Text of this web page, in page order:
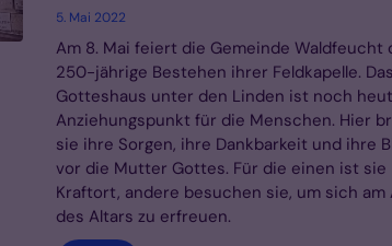
5. Mai 2022
Am 8. Mai feiert die Gemeinde Waldfeucht
250-jährige Bestehen ihrer Feldkapelle.
Gotteshaus unter den Linden ist noch
Anziehungspunkt für die Menschen. Hier
sie ihre Sorgen, ihre Dankbarkeit und ihre
vor die Mutter Gottes. Für die einen ist sie
Kraftort, andere besuchen sie, um sich am
des Altars zu erfreuen.